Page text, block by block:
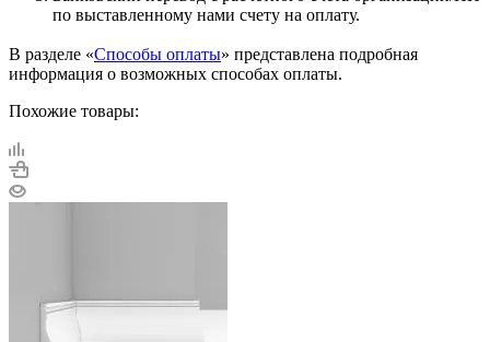
по выставленному нами счету на оплату.
В разделе «Способы оплаты» представлена подробная
информация о возможных способах оплаты.
Похожие товары: